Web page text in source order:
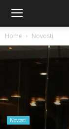
Home Novosti
Novosti